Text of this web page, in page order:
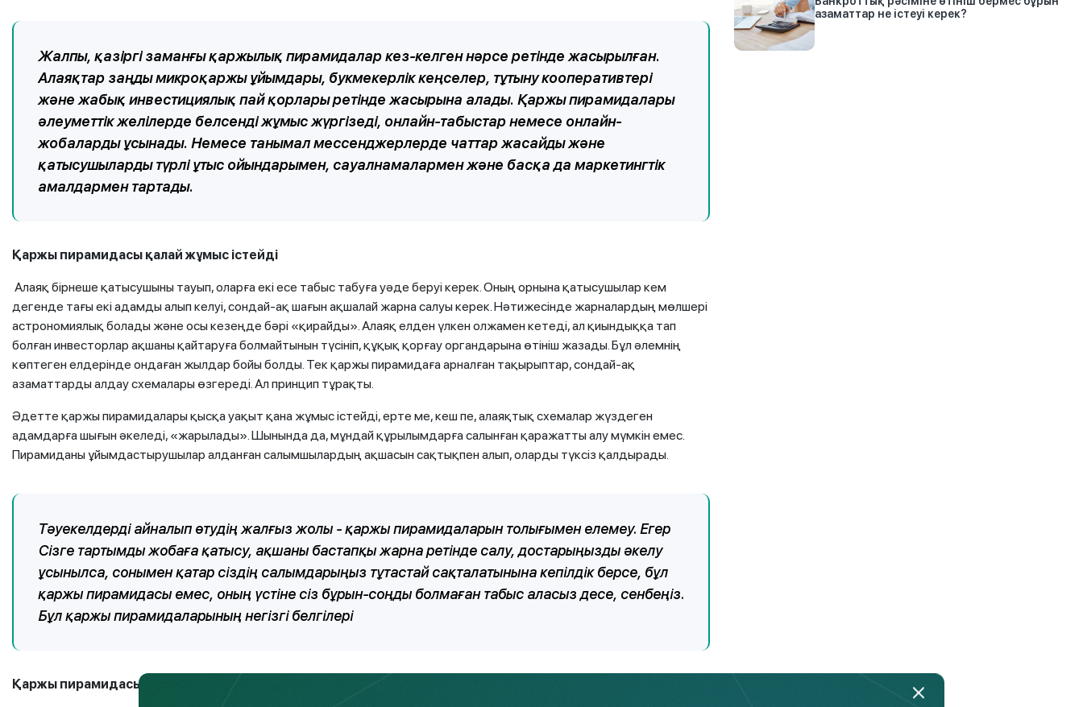
Жалпы, қазіргі заманғы қаржылық пирамидалар кез-келген нәрсе ретінде жасырылған.
Алаяқтар заңды микроқаржы ұйымдары, букмекерлік кеңселер, тұтыну кооперативтері
және жабық инвестициялық пай қорлары ретінде жасырына алады. Қаржы пирамидалары
әлеуметтік желілерде белсенді жұмыс жүргізеді, онлайн-табыстар немесе онлайн-
жобаларды ұсынады. Немесе танымал мессенджерлерде чаттар жасайды және
қатысушыларды түрлі ұтыс ойындарымен, сауалнамалармен және басқа да маркетингтік
амалдармен тартады.
Қаржы пирамидасы қалай жұмыс істейді
Алаяқ бірнеше қатысушыны тауып, оларға екі есе табыс табуға уәде беруі керек. Оның орнына қатысушылар кем
дегенде тағы екі адамды алып келуі, сондай-ақ шағын ақшалай жарна салуы керек. Нәтижесінде жарналардың мөлшері
астрономиялық болады және осы кезеңде бәрі «қирайды». Алаяқ елден үлкен олжамен кетеді, ал қиындыққа тап
болған инвесторлар ақшаны қайтаруға болмайтынын түсініп, құқық қорғау органдарына өтініш жазады. Бұл әлемнің
көптеген елдерінде ондаған жылдар бойы болды. Тек қаржы пирамидаға арналған тақырыптар, сондай-ақ
азаматтарды алдау схемалары өзгереді. Ал принцип тұрақты.
Әдетте қаржы пирамидалары қысқа уақыт қана жұмыс істейді, ерте ме, кеш пе, алаяқтық схемалар жүздеген
адамдарға шығын әкеледі, «жарылады». Шынында да, мұндай құрылымдарға салынған қаражатты алу мүмкін емес.
Пирамиданы ұйымдастырушылар алданған салымшылардың ақшасын сақтықпен алып, оларды түксіз қалдырады.
Тәуекелдерді айналып өтудің жалғыз жолы - қаржы пирамидаларын толығымен елемеу. Егер
Сізге тартымды жобаға қатысу, ақшаны бастапқы жарна ретінде салу, достарыңызды әкелу
ұсынылса, сонымен қатар сіздің салымдарыңыз тұтастай сақталатынына кепілдік берсе, бұл
қаржы пирамидасы емес, оның үстіне сіз бұрын-соңды болмаған табыс аласыз десе, сенбеңіз.
Бұл қаржы пирамидаларының негізгі белгілері
Қаржы пирамидасын қалай әшкерелеуге болады?
азаматтар не істеуі керек?